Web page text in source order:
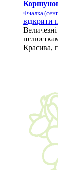
Фиалка
відкрити
Красива,